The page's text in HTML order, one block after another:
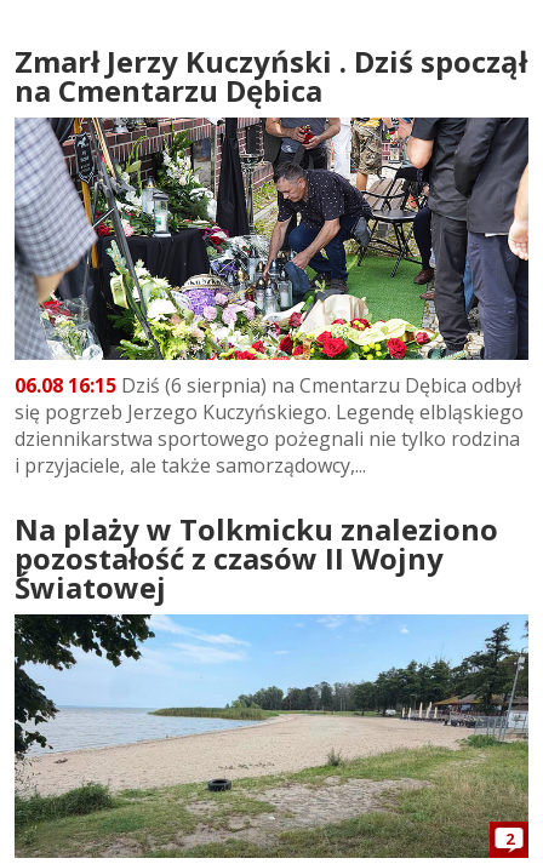
Zmarł Jerzy Kuczyński . Dziś spoczął
na Cmentarzu Dębica
06.08 16:15 Dziś (6 sierpnia) na Cmentarzu Dębica odbył
się pogrzeb Jerzego Kuczyńskiego. Legendę elbląskiego
dziennikarstwa sportowego pożegnali nie tylko rodzina
i przyjaciele, ale także samorządowcy,...
Na plaży w Tolkmicku znaleziono
pozostałość z czasów II Wojny
Światowej
2